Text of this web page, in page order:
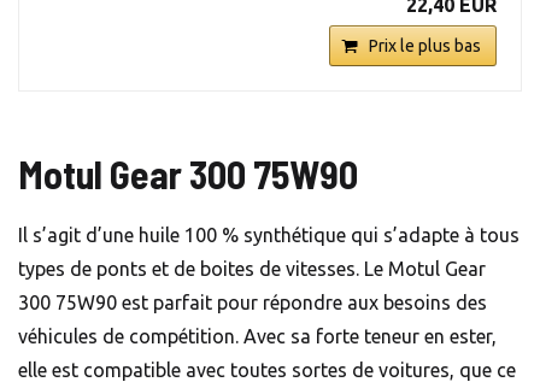
22,40 EUR
Prix le plus bas
Motul Gear 300 75W90
Il s’agit d’une huile 100 % synthétique qui s’adapte à tous
types de ponts et de boites de vitesses. Le Motul Gear
300 75W90 est parfait pour répondre aux besoins des
véhicules de compétition. Avec sa forte teneur en ester,
elle est compatible avec toutes sortes de voitures, que ce